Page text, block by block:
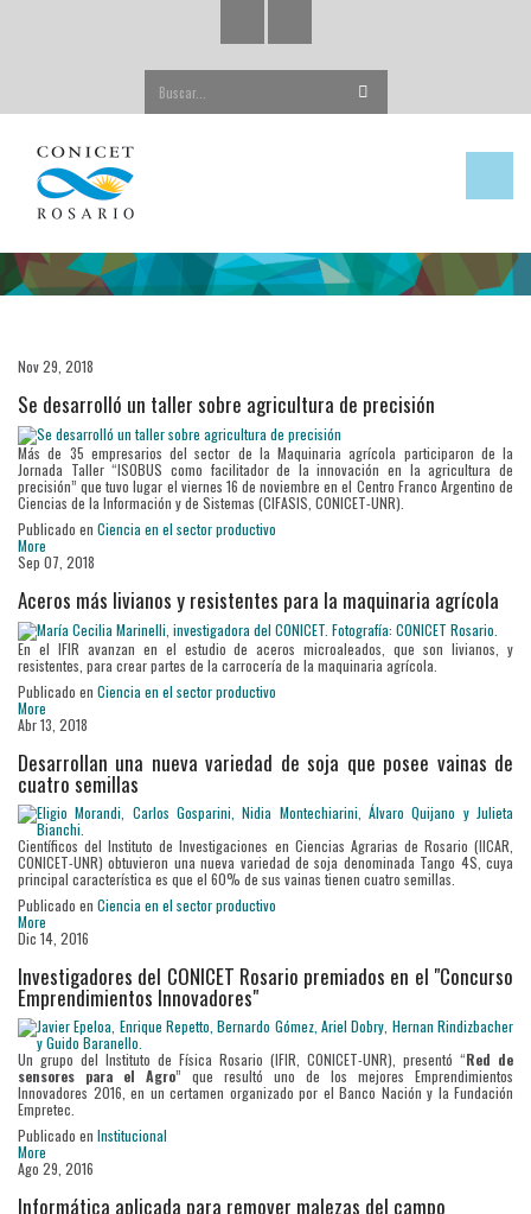
Nov 29, 2018
Se desarrolló un taller sobre agricultura de precisión
Más de 35 empresarios del sector de la Maquinaria agrícola participaron de la
Jornada Taller “ISOBUS como facilitador de la innovación en la agricultura de
precisión” que tuvo lugar el viernes 16 de noviembre en el Centro Franco Argentino de
Ciencias de la Información y de Sistemas (CIFASIS, CONICET-UNR).
Publicado en Ciencia en el sector productivo
More
Sep 07, 2018
Aceros más livianos y resistentes para la maquinaria agrícola
En el IFIR avanzan en el estudio de aceros microaleados, que son livianos, y
resistentes, para crear partes de la carrocería de la maquinaria agrícola.
Publicado en Ciencia en el sector productivo
More
Abr 13, 2018
Desarrollan una nueva variedad de soja que posee vainas de
cuatro semillas
Científicos del Instituto de Investigaciones en Ciencias Agrarias de Rosario (IICAR,
CONICET-UNR) obtuvieron una nueva variedad de soja denominada Tango 4S, cuya
principal característica es que el 60% de sus vainas tienen cuatro semillas.
Publicado en Ciencia en el sector productivo
More
Dic 14, 2016
Investigadores del CONICET Rosario premiados en el "Concurso
Emprendimientos Innovadores"
Un grupo del Instituto de Física Rosario (IFIR, CONICET-UNR), presentó “Red de
sensores para el Agro” que resultó uno de los mejores Emprendimientos
Innovadores 2016, en un certamen organizado por el Banco Nación y la Fundación
Empretec.
Publicado en Institucional
More
Ago 29, 2016
Informática aplicada para remover malezas del campo